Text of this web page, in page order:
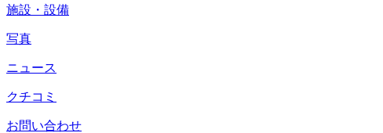
施設・設備
写真
ニュース
クチコミ
お問い合わせ